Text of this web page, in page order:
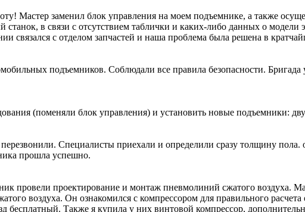
Мастер заменил блок управления на моем подъемнике, а также
в связи с отсутствием таблички и каких-либо данных о
связался с отделом запчастей и наша проблема была решена в
подъемников. Соблюдали все правила безопасности.
(поменяли блок управления) и установить новые подъемники:
Специалисты приехали и определили сразу толщину пола.
прошла успешно.
провели проектирование и монтаж пневмолиний сжатого воздуха.
воздуха. Он ознакомился с компрессором для правильного
бесплатный. Также я купила у них винтовой компрессор,